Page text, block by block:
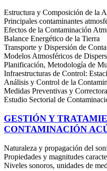
Estructura y Composición de la
Principales contaminantes
Efectos de la Contaminación
Balance Energético de la Tierra
Transporte y Dispersión de
Modelos Atmosféricos de
Planificación, Metodología de
Infraestructuras de Control:
Análisis y Control de la
Medidas Preventivas y
Estudio Sectorial de
GESTIÓN Y
CONTAMINACIÓN
Naturaleza y propagación del
Propiedades y magnitudes
Niveles sonoros, unidades de